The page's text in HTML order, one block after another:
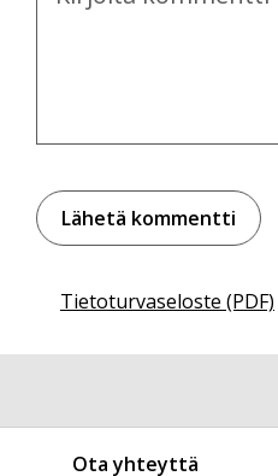
Tietoturvaseloste (PDF)
Ota yhteyttä